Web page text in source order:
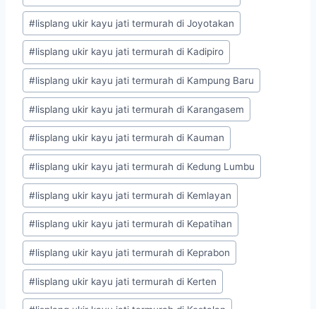
#lisplang ukir kayu jati termurah di Joyotakan
#lisplang ukir kayu jati termurah di Kadipiro
#lisplang ukir kayu jati termurah di Kampung Baru
#lisplang ukir kayu jati termurah di Karangasem
#lisplang ukir kayu jati termurah di Kauman
#lisplang ukir kayu jati termurah di Kedung Lumbu
#lisplang ukir kayu jati termurah di Kemlayan
#lisplang ukir kayu jati termurah di Kepatihan
#lisplang ukir kayu jati termurah di Keprabon
#lisplang ukir kayu jati termurah di Kerten